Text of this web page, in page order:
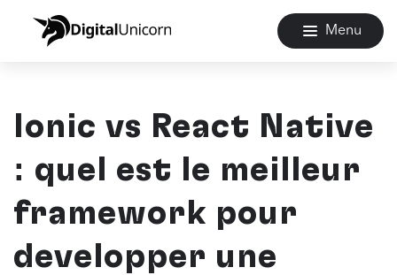
Menu
Ionic vs React Native
: quel est le meilleur
framework pour
développer une